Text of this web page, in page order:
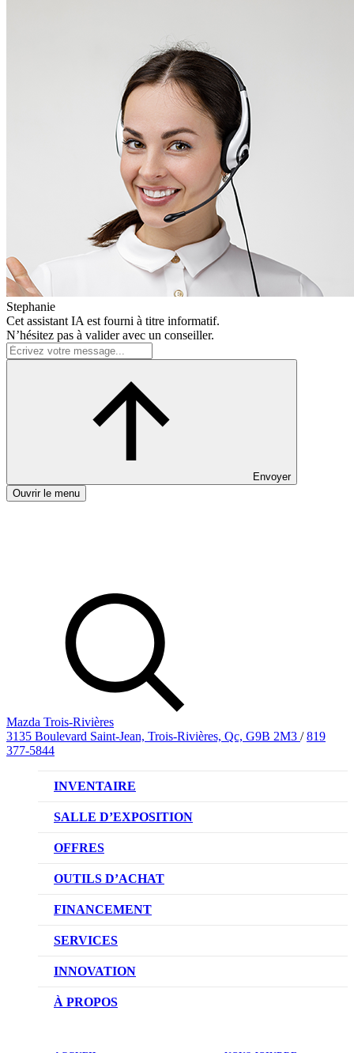
Stephanie
Cet assistant IA est fourni à titre informatif.
N’hésitez pas à valider avec un conseiller.
Envoyer
Ouvrir le menu
Mazda Trois-Rivières
3135 Boulevard Saint-Jean, Trois-Rivières, Qc, G9B 2M3 / 819
377-5844
INVENTAIRE
VÉHICULES NEUFS
VÉHICULES D’OCCASION
SALLE D’EXPOSITION
OFFRES
OFFRES DU CONCESSIONNAIRE
OUTILS D’ACHAT
CONFIGUREZ VOTRE VÉHICULE
RÉSERVEZ UN ESSAI ROUTIER
DEMANDEZ UN PRIX
FINANCEMENT
NOTRE DIFFÉRENCE
DEMANDE DE CRÉDIT AUTO
SERVICES
NOTRE PROMESSE
PRENDRE UN RENDEZ-VOUS
INNOVATION
TECHNOLOGIE SKYACTIV
À PROPOS